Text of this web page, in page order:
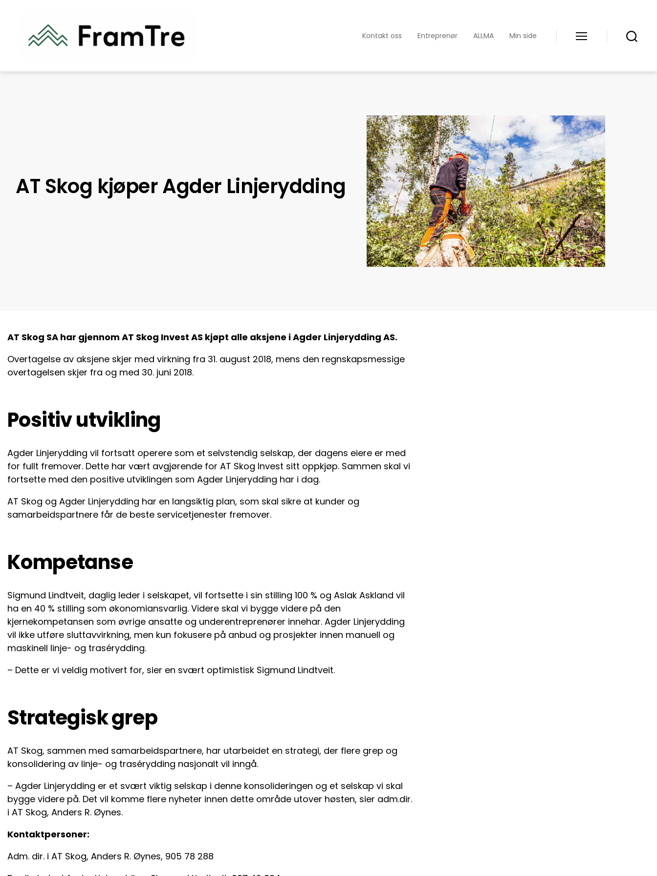
Kontakt oss Entreprenør ALLMA Min side
AT Skog kjøper Agder Linjerydding
AT Skog SA har gjennom AT Skog Invest AS kjøpt alle aksjene i Agder Linjerydding AS.
Overtagelse av aksjene skjer med virkning fra 31. august 2018, mens den regnskapsmessige
overtagelsen skjer fra og med 30. juni 2018.
Positiv utvikling
Agder Linjerydding vil fortsatt operere som et selvstendig selskap, der dagens eiere er med
for fullt fremover. Dette har vært avgjørende for AT Skog Invest sitt oppkjøp. Sammen skal vi
fortsette med den positive utviklingen som Agder Linjerydding har i dag.
AT Skog og Agder Linjerydding har en langsiktig plan, som skal sikre at kunder og
samarbeidspartnere får de beste servicetjenester fremover.
Kompetanse
Sigmund Lindtveit, daglig leder i selskapet, vil fortsette i sin stilling 100 % og Aslak Askland vil
ha en 40 % stilling som økonomiansvarlig. Videre skal vi bygge videre på den
kjernekompetansen som øvrige ansatte og underentreprenører innehar. Agder Linjerydding
vil ikke utføre sluttavvirkning, men kun fokusere på anbud og prosjekter innen manuell og
maskinell linje- og trasérydding.
– Dette er vi veldig motivert for, sier en svært optimistisk Sigmund Lindtveit.
Strategisk grep
AT Skog, sammen med samarbeidspartnere, har utarbeidet en strategi, der flere grep og
konsolidering av linje- og trasérydding nasjonalt vil inngå.
– Agder Linjerydding er et svært viktig selskap i denne konsolideringen og et selskap vi skal
bygge videre på. Det vil komme flere nyheter innen dette område utover høsten, sier adm.dir.
i AT Skog, Anders R. Øynes.
Kontaktpersoner:
Adm. dir. i AT Skog, Anders R. Øynes, 905 78 288